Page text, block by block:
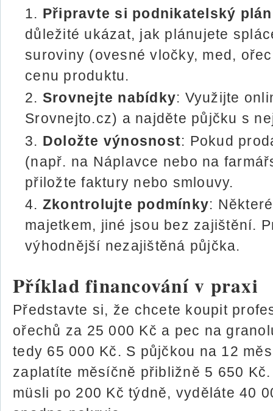
Připravte si podnikatelský plán
důležité ukázat, jak plánujete
suroviny (ovesné vločky, med,
cenu produktu.
Srovnejte nabídky: Využijte
Srovnejto.cz) a najděte půjčku s
Doložte výnosnost: Pokud
(např. na Náplavce nebo na
přiložte faktury nebo smlouvy.
Zkontrolujte podmínky:
majetkem, jiné jsou bez zajištění.
výhodnější nezajištěná půjčka.
Příklad financování v praxi
Představte si, že chcete koupit
ořechů za 25 000 Kč a pec na
tedy 65 000 Kč. S půjčkou na 12
zaplatíte měsíčně přibližně 5 650
müsli po 200 Kč týdně, vyděláte 40